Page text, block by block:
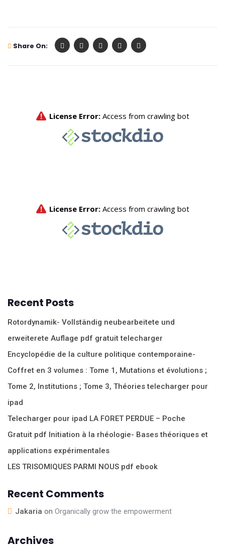
Share On:
Recent Posts
Rotordynamik- Vollständig neubearbeitete und
erweiterete Auflage pdf gratuit telecharger
Encyclopédie de la culture politique contemporaine-
Coffret en 3 volumes : Tome 1, Mutations et évolutions ;
Tome 2, Institutions ; Tome 3, Théories telecharger pour
ipad
Telecharger pour ipad LA FORET PERDUE – Poche
Gratuit pdf Initiation à la rhéologie- Bases théoriques et
applications expérimentales
LES TRISOMIQUES PARMI NOUS pdf ebook
Recent Comments
Jakaria on Organically grow the empowerment
Archives